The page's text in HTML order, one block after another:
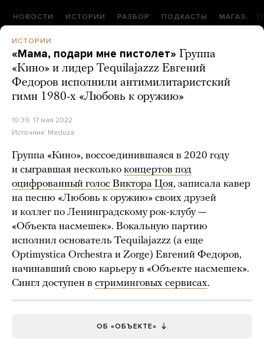
НОВОСТИ ИСТОРИИ РАЗБОР ПОДКАСТЫ МАГАЗ
ИСТОРИИ
«Мама, подари мне пистолет» Группа
«Кино» и лидер Tequilajazzz Евгений
Федоров исполнили антимилитаристский
гимн 1980-х «Любовь к оружию»
10:39, 17 мая 2022
Источник: Meduza
Группа «Кино», воссоединившаяся в 2020 году
и сыгравшая несколько концертов под
оцифрованный голос Виктора Цоя, записала кавер
на песню «Любовь к оружию» своих друзей
и коллег по Ленинградскому рок-клубу —
«Объекта насмешек». Вокальную партию
исполнил основатель Tequilajazzz (а еще
Optimystica Orchestra и Zorge) Евгений Федоров,
начинавший свою карьеру в «Объекте насмешек».
Сингл доступен в стриминговых сервисах.
ОБ «ОБЪЕКТЕ»